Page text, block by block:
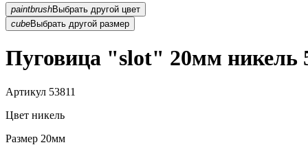
paintbrush
Выбрать другой цвет
cubeВыбрать другой размер
Пуговица "slot" 20мм никель
Артикул 53811
Цвет никель
Размер 20мм